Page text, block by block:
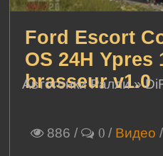
Ford Escort
OS 24H Ypres
brasseur v1.0
Автогонки Ралли»
886 / 0 / Видео